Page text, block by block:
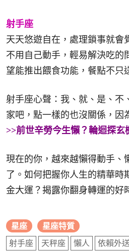
射手座
天天悠遊自在，處理鎖事就會
不用自己動手，輕易解決吃的
望能推出餵食功能，餐點不只
射手座心聲：我、就、是、不
家吧，點一樣的也沒關係，因
>>前世辛勞今生懶？輪迴探玄
現在的你，越來越懶得動手、
了。如何把握你人生的精華時
金大運？揭露你翻身轉運的好
星座 星座特質
射手座 天秤座 懶人 依賴外送